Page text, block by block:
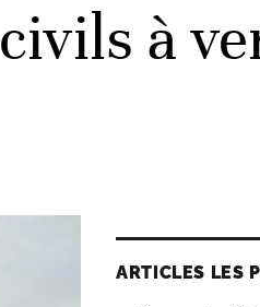
à
ARTICLES LES